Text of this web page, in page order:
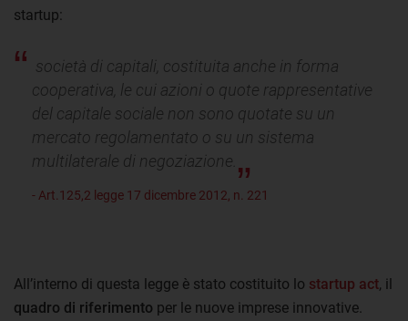
startup:
società di capitali, costituita anche in forma
cooperativa, le cui azioni o quote rappresentative
del capitale sociale non sono quotate su un
mercato regolamentato o su un sistema
multilaterale di negoziazione.
- Art.125,2 legge 17 dicembre 2012, n. 221
All’interno di questa legge è stato costituito lo startup act, il
quadro di riferimento per le nuove imprese innovative.